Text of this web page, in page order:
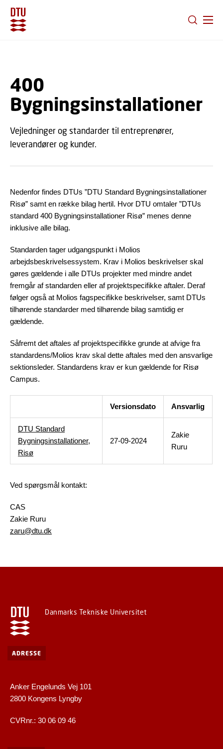
400
Bygningsinstallationer
Vejledninger og standarder til entreprenører,
leverandører og kunder.
Nedenfor findes DTUs ”DTU Standard Bygningsinstallationer
Risø” samt en række bilag hertil. Hvor DTU omtaler ”DTUs
standard 400 Bygningsinstallationer Risø” menes denne
inklusive alle bilag.
Standarden tager udgangspunkt i Molios
arbejdsbeskrivelsessystem. Krav i Molios beskrivelser skal
gøres gældende i alle DTUs projekter med mindre andet
fremgår af standarden eller af projektspecifikke aftaler. Deraf
følger også at Molios fagspecifikke beskrivelser, samt DTUs
tilhørende standarder med tilhørende bilag samtidig er
gældende.
Såfremt det aftales af projektspecifikke grunde at afvige fra
standardens/Molios krav skal dette aftales med den ansvarlige
sektionsleder. Standardens krav er kun gældende for Risø
Campus.
Versionsdato Ansvarlig
DTU Standard
Bygningsinstallationer,
Risø
27-09-2024
Zakie
Ruru
Ved spørgsmål kontakt:
CAS
Zakie Ruru
zaru@dtu.dk
Danmarks Tekniske Universitet
ADRESSE
Anker Engelunds Vej 101
2800 Kongens Lyngby
CVRnr.: 30 06 09 46